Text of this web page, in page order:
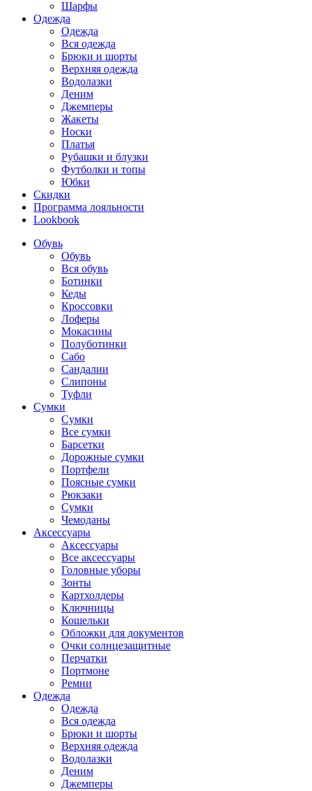
Шарфы
Одежда
Одежда
Вся одежда
Брюки и шорты
Верхняя одежда
Водолазки
Деним
Джемперы
Жакеты
Носки
Платья
Рубашки и блузки
Футболки и топы
Юбки
Скидки
Программа лояльности
Lookbook
Обувь
Обувь
Вся обувь
Ботинки
Кеды
Кроссовки
Лоферы
Мокасины
Полуботинки
Сабо
Сандалии
Слипоны
Туфли
Сумки
Сумки
Все сумки
Барсетки
Дорожные сумки
Портфели
Поясные сумки
Рюкзаки
Сумки
Чемоданы
Аксессуары
Аксессуары
Все аксессуары
Головные уборы
Зонты
Картхолдеры
Ключницы
Кошельки
Обложки для документов
Очки солнцезащитные
Перчатки
Портмоне
Ремни
Одежда
Одежда
Вся одежда
Брюки и шорты
Верхняя одежда
Водолазки
Деним
Джемперы